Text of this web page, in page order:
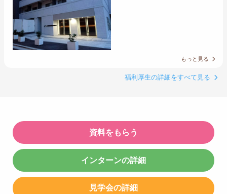
もっと見る
福利厚生の詳細をすべて見る
資料をもらう
インターンの詳細
見学会の詳細